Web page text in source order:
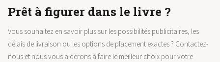
Prêt à figurer dans le livre ?
Vous souhaitez en savoir plus sur les possibilités publicitaires, les
délais de livraison ou les options de placement exactes ? Contactez-
nous et nous vous aiderons à faire le meilleur choix pour votre